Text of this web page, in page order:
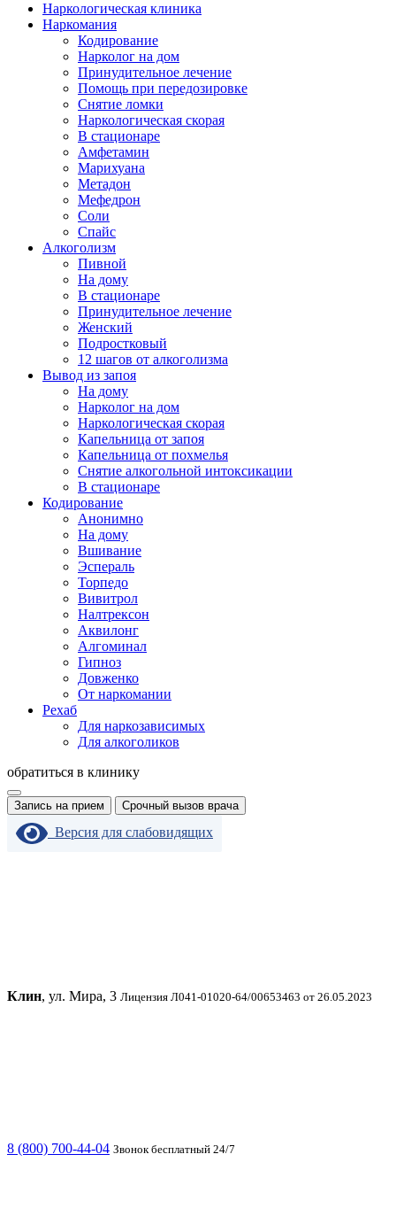
Наркологическая клиника
Наркомания
Кодирование
Нарколог на дом
Принудительное лечение
Помощь при передозировке
Снятие ломки
Наркологическая скорая
В стационаре
Амфетамин
Марихуана
Метадон
Мефедрон
Соли
Спайс
Алкоголизм
Пивной
На дому
В стационаре
Принудительное лечение
Женский
Подростковый
12 шагов от алкоголизма
Вывод из запоя
На дому
Нарколог на дом
Наркологическая скорая
Капельница от запоя
Капельница от похмелья
Снятие алкогольной интоксикации
В стационаре
Кодирование
Анонимно
На дому
Вшивание
Эспераль
Торпедо
Вивитрол
Налтрексон
Аквилонг
Алгоминал
Гипноз
Довженко
От наркомании
Рехаб
Для наркозависимых
Для алкоголиков
обратиться в клинику
Запись на прием Срочный вызов врача
Версия для слабовидящих
Клин, ул. Мира, 3 Лицензия Л041-01020-64/00653463 от 26.05.2023
8 (800) 700-44-04 Звонок бесплатный 24/7